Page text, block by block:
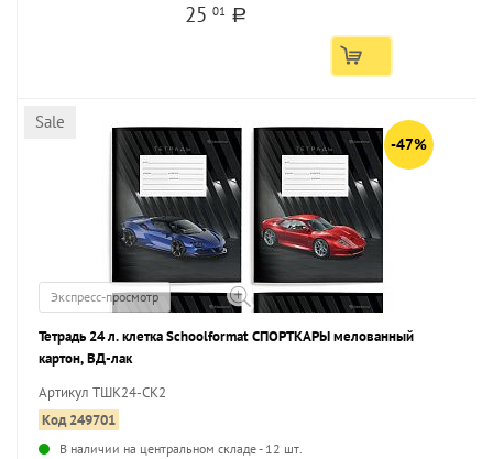
2501 a
Sale
-47%
Экспресс-просмотр
Тетрадь 24 л. клетка Schoolformat СПОРТКАРЫ мелованный
картон, ВД-лак
Артикул ТШК24-СК2
Код 249701
В наличии на центральном складе - 12 шт.